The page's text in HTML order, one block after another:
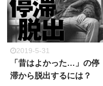
2019-5-31
「昔はよかった…」の停
滞から脱出するには？